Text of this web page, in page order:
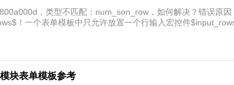
，类型不匹配：num_son_row，如何解决？错误原因
！一个表单模板中只允许放置一个行输入宏控件
块表单模板参考